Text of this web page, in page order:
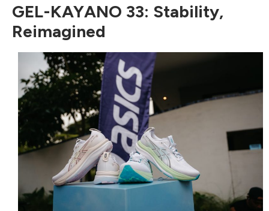
GEL-KAYANO 33: Stability,
Reimagined